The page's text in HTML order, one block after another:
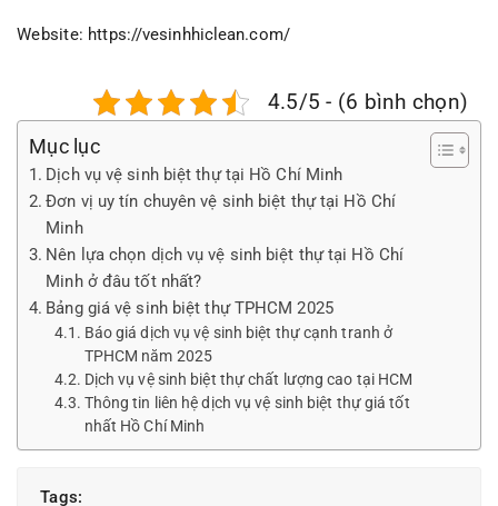
Website: https://vesinhhiclean.com/
4.5/5 - (6 bình chọn)
Mục lục
Dịch vụ vệ sinh biệt thự tại Hồ Chí Minh
Đơn vị uy tín chuyên vệ sinh biệt thự tại Hồ Chí
Minh
Nên lựa chọn dịch vụ vệ sinh biệt thự tại Hồ Chí
Minh ở đâu tốt nhất?
Bảng giá vệ sinh biệt thự TPHCM 2025
Báo giá dịch vụ vệ sinh biệt thự cạnh tranh ở
TPHCM năm 2025
Dịch vụ vệ sinh biệt thự chất lượng cao tại HCM
Thông tin liên hệ dịch vụ vệ sinh biệt thự giá tốt
nhất Hồ Chí Minh
Tags: